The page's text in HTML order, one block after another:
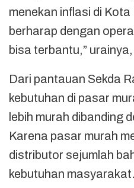
menekan inflasi di
berharap dengan
bisa terbantu,”
Dari pantauan Sekda
kebutuhan di pasar
lebih murah dibanding
Karena pasar murah
distributor sejumlah
kebutuhan masyarakat.